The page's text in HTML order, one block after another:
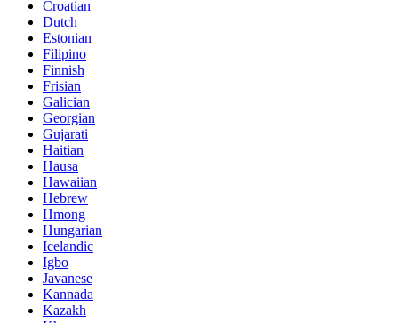
Croatian
Dutch
Estonian
Filipino
Finnish
Frisian
Galician
Georgian
Gujarati
Haitian
Hausa
Hawaiian
Hebrew
Hmong
Hungarian
Icelandic
Igbo
Javanese
Kannada
Kazakh